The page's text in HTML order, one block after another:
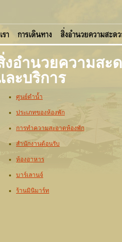
งอำนวยความสะ
ละบริการ
ศูนย์ดำน้ำ
ประเภทของห้องพัก
การทำความสะอาดห้องพัก
สำนักงานต้อนรับ
ห้องอาหาร
บาร์เลานจ์
ร้านมินิมาร์ท